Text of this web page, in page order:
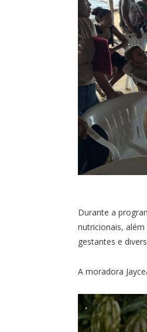
Durante a
nutricionais,
gestantes e
A moradora